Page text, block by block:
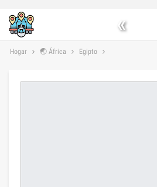
«
Hogar 🌏 África Egipto